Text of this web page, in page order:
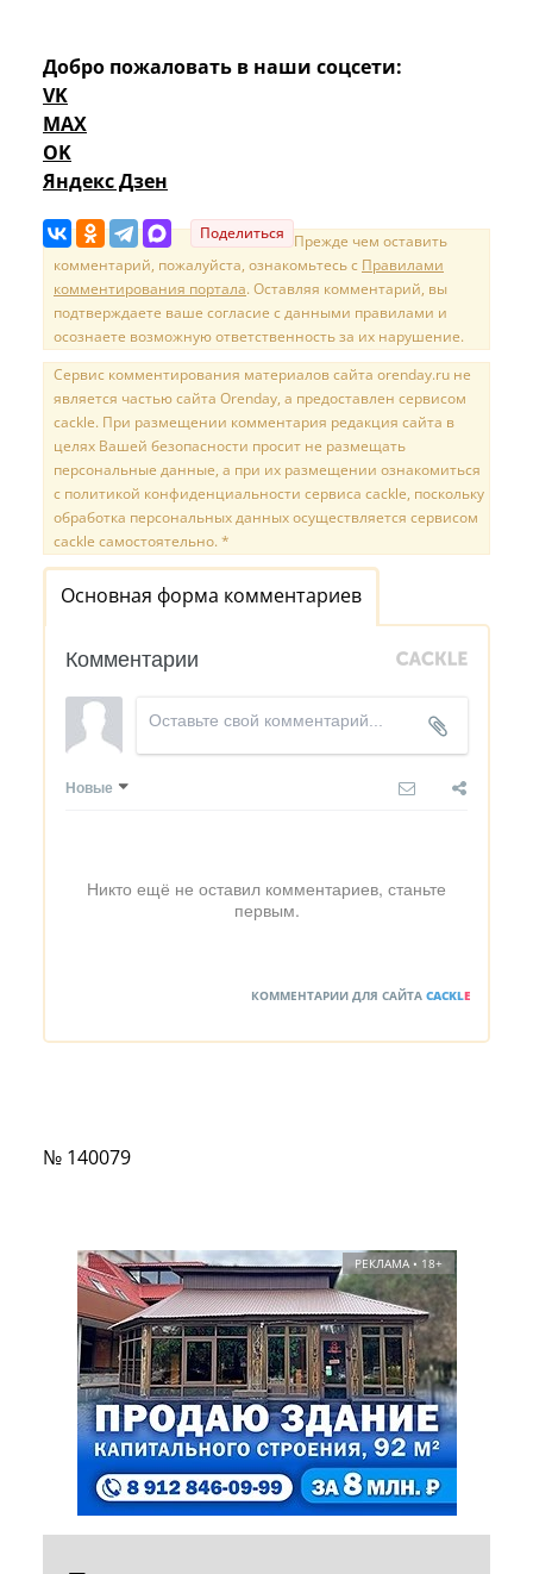
Добро пожаловать в наши соцсети:
VK
MAX
OK
Яндекс Дзен
Поделиться Прежде чем оставить
комментарий, пожалуйста, ознакомьтесь с Правилами
комментирования портала. Оставляя комментарий, вы
подтверждаете ваше согласие с данными правилами и
осознаете возможную ответственность за их нарушение.
Сервис комментирования материалов сайта orenday.ru не
является частью сайта Orenday, а предоставлен сервисом
cackle. При размещении комментария редакция сайта в
целях Вашей безопасности просит не размещать
персональные данные, а при их размещении ознакомиться
с политикой конфиденциальности сервиса cackle, поскольку
обработка персональных данных осуществляется сервисом
cackle самостоятельно. *
Основная форма комментариев
Комментарии
Новые
Никто ещё не оставил комментариев, станьте
первым.
КОММЕНТАРИИ ДЛЯ САЙТА CACKLE
№ 140079
РЕКЛАМА • 18+